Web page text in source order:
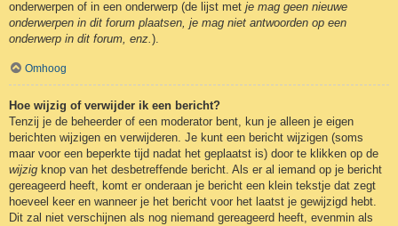
onderwerpen of in een onderwerp (de lijst met je mag geen nieuwe
onderwerpen in dit forum plaatsen, je mag niet antwoorden op een
onderwerp in dit forum, enz. ).
Omhoog
Hoe wijzig of verwijder ik een bericht?
Tenzij je de beheerder of een moderator bent, kun je alleen je eigen
berichten wijzigen en verwijderen. Je kunt een bericht wijzigen (soms
maar voor een beperkte tijd nadat het geplaatst is) door te klikken op de
wijzig knop van het desbetreffende bericht. Als er al iemand op je bericht
gereageerd heeft, komt er onderaan je bericht een klein tekstje dat zegt
hoeveel keer en wanneer je het bericht voor het laatst je gewijzigd hebt.
Dit zal niet verschijnen als nog niemand gereageerd heeft, evenmin als